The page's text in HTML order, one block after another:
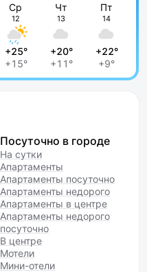
Ср
12
+25°
+15°
Чт
13
+20°
+11°
Пт
14
+22°
+9°
Посуточно в городе
На сутки
Апартаменты
Апартаменты посуточно
Апартаменты недорого
Апартаменты в центре
Апартаменты недорого
посуточно
В центре
Мотели
Мини-отели